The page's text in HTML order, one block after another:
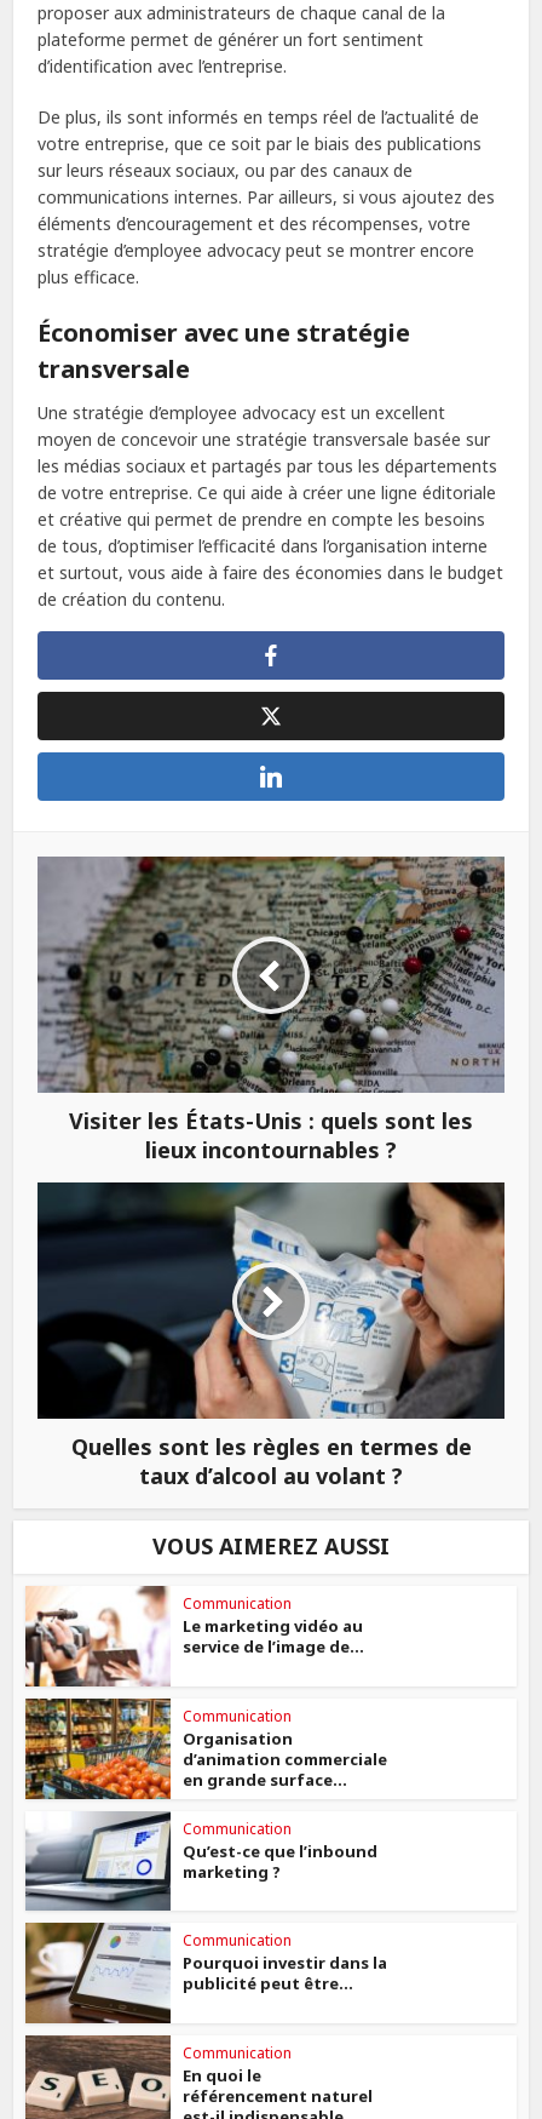
proposer aux administrateurs de chaque canal de la
plateforme permet de générer un fort sentiment
d’identification avec l’entreprise.
De plus, ils sont informés en temps réel de l’actualité de
votre entreprise, que ce soit par le biais des publications
sur leurs réseaux sociaux, ou par des canaux de
communications internes. Par ailleurs, si vous ajoutez des
éléments d’encouragement et des récompenses, votre
stratégie d’employee advocacy peut se montrer encore
plus efficace.
Économiser avec une stratégie
transversale
Une stratégie d’employee advocacy est un excellent
moyen de concevoir une stratégie transversale basée sur
les médias sociaux et partagés par tous les départements
de votre entreprise. Ce qui aide à créer une ligne éditoriale
et créative qui permet de prendre en compte les besoins
de tous, d’optimiser l’efficacité dans l’organisation interne
et surtout, vous aide à faire des économies dans le budget
de création du contenu.
Visiter les États-Unis : quels sont les
lieux incontournables ?
Quelles sont les règles en termes de
taux d’alcool au volant ?
VOUS AIMEREZ AUSSI
Communication
Le marketing vidéo au
service de l’image de...
Communication
Organisation
d’animation commerciale
en grande surface...
Communication
Qu’est-ce que l’inbound
marketing ?
Communication
Pourquoi investir dans la
publicité peut être...
Communication
En quoi le
référencement naturel